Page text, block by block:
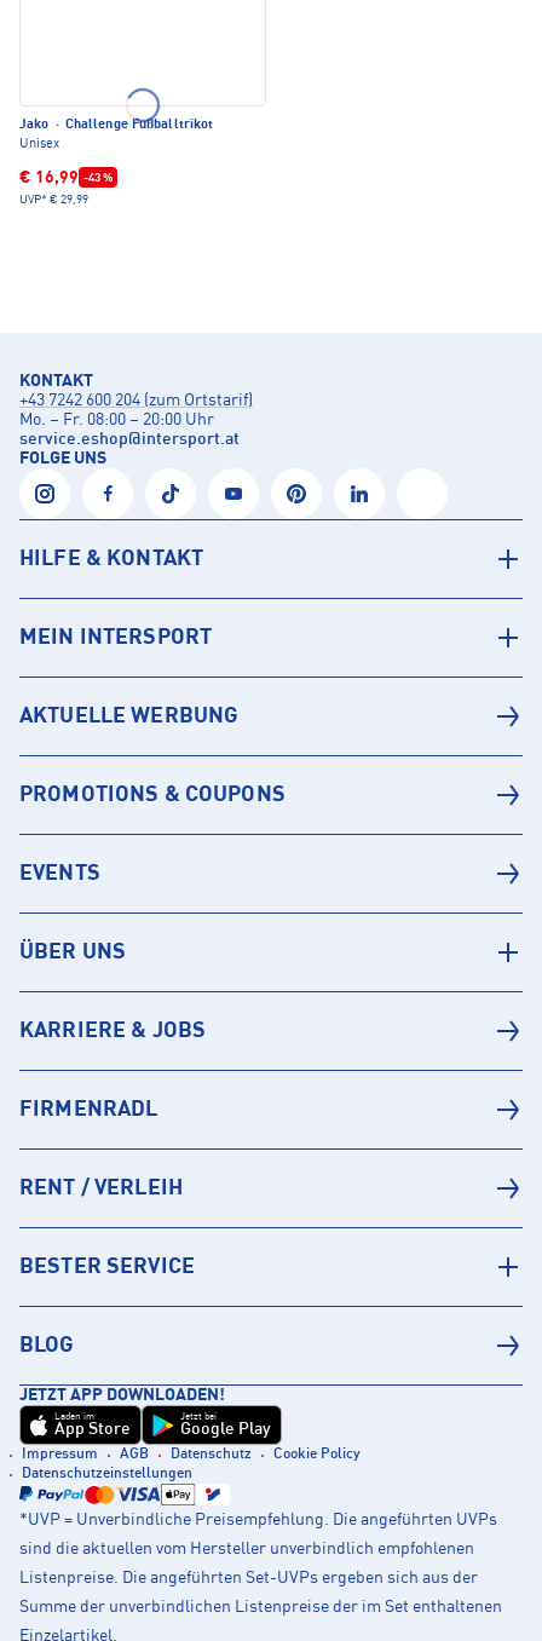
Jako · Challenge Fußballtrikot
Unisex
€ 16,99 -43 %
UVP* € 29,99
KONTAKT
+43 7242 600 204 (zum Ortstarif)
Mo. – Fr. 08:00 – 20:00 Uhr
service.eshop@intersport.at
FOLGE UNS
HILFE & KONTAKT
MEIN INTERSPORT
AKTUELLE WERBUNG
PROMOTIONS & COUPONS
EVENTS
ÜBER UNS
KARRIERE & JOBS
FIRMENRADL
RENT / VERLEIH
BESTER SERVICE
BLOG
JETZT APP DOWNLOADEN!
Laden im
App Store
Jetzt bei
Google Play
Impressum AGB Datenschutz
Cookie Policy
Datenschutzeinstellungen
*UVP = Unverbindliche Preisempfehlung. Die angeführten UVPs
sind die aktuellen vom Hersteller unverbindlich empfohlenen
Listenpreise. Die angeführten Set-UVPs ergeben sich aus der
Summe der unverbindlichen Listenpreise der im Set enthaltenen
Einzelartikel.